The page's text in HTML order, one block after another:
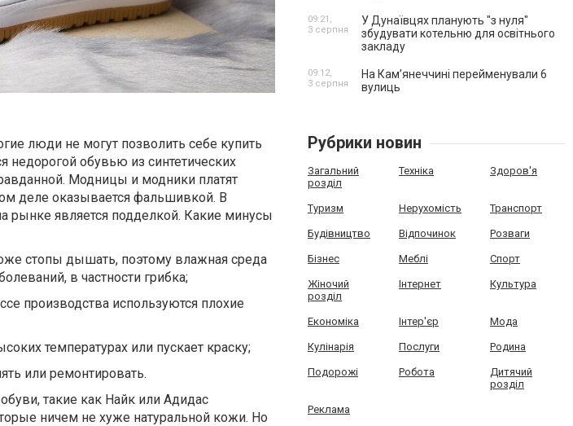
люди не могут позволить себе купить
недорогой обувью из синтетических
Модницы и модники платят
деле оказывается фальшивкой. В
рынке является подделкой. Какие минусы
стопы дышать, поэтому влажная среда
в частности грибка;
производства используются плохие
температурах или пускает краску;
или ремонтировать.
такие как Найк или Адидас
ничем не хуже натуральной кожи. Но
У Дунаївцях планують "з нуля"
збудувати котельню для освітнього
закладу
09:21,
3 серпня
На Камʼянеччині перейменували 6
вулиць
09:12,
3 серпня
Рубрики новин
Загальний
розділ
Техніка Здоров'я
Туризм Нерухомість Транспорт
Будівництво Відпочинок Розваги
Бізнес Меблі Спорт
Жіночий
розділ
Інтернет Культура
Економіка Інтер'єр Мода
Кулінарія Послуги Родина
Подорожі Робота
Дитячий
розділ
Реклама